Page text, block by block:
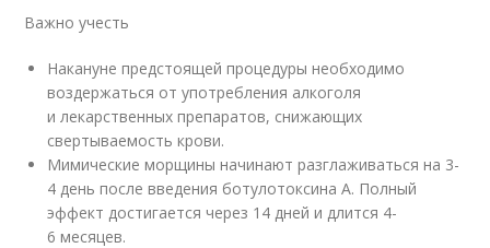
Важно учесть
Накануне предстоящей процедуры необходимо
воздержаться от употребления алкоголя
и лекарственных препаратов, снижающих
свертываемость крови.
Мимические морщины начинают разглаживаться на 3-
4 день после введения ботулотоксина А. Полный
эффект достигается через 14 дней и длится 4-
6 месяцев.